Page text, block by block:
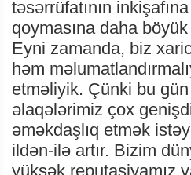
təsərrüfatının
qoymasına daha
Eyni zamanda, biz
həm
etməliyik. Çünki bu
əlaqələrimiz çox
əməkdaşlıq etmək
ildən-ilə artır. Bizim
yüksək reputasiyamız